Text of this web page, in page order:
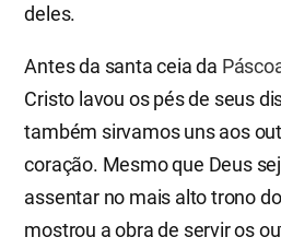
deles.
Antes da santa ceia da
Cristo lavou os pés de seus
também sirvamos uns aos
coração. Mesmo que Deus
assentar no mais alto trono
mostrou a obra de servir os